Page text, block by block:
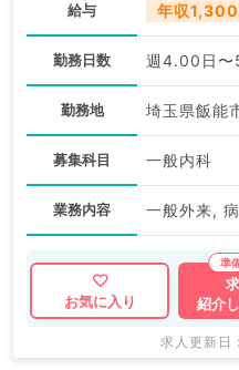
給与 年収
勤務日数 週4.00日〜
勤務地 埼玉県飯能
募集科目 一般内科
業務内容 一般外来,
お気に入り
紹介
求人更新